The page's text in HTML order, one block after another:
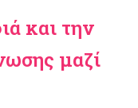
και την
μαζί